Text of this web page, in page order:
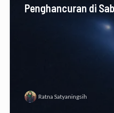
Penghancuran di
Ratna Satyaningsih